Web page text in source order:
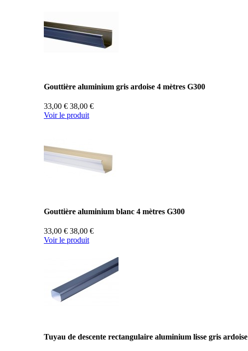
Gouttière aluminium gris ardoise 4 mètres G300
33,00 € 38,00 €
Voir le produit
Gouttière aluminium blanc 4 mètres G300
33,00 € 38,00 €
Voir le produit
Tuyau de descente rectangulaire aluminium lisse gris